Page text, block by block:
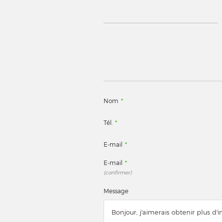
Nom *
Tél. *
E-mail *
E-mail *
(confirmer)
Message